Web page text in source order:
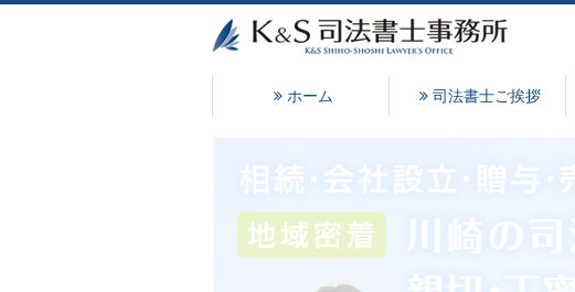
ホーム 司法書士ご挨拶